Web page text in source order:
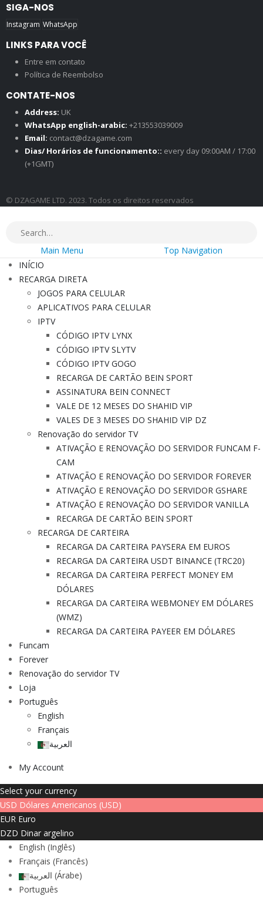
SIGA-NOS
Instagram WhatsApp
LINKS PARA VOCÊ
Entre em contato
Política de Reembolso
CONTATE-NOS
Address: UK
WhatsApp english-arabic: +213553039009
Email: contact@dzagame.com
Dias/ Horários de funcionamento:: every day 09:00AM / 17:00
(+1GMT)
© DZAGAME LTD. 2023. Todos os direitos reservados
Main Menu
Top Navigation
INÍCIO
RECARGA DIRETA
JOGOS PARA CELULAR
APLICATIVOS PARA CELULAR
IPTV
CÓDIGO IPTV LYNX
CÓDIGO IPTV SLYTV
CÓDIGO IPTV GOGO
RECARGA DE CARTÃO BEIN SPORT
ASSINATURA BEIN CONNECT
VALE DE 12 MESES DO SHAHID VIP
VALES DE 3 MESES DO SHAHID VIP DZ
Renovação do servidor TV
ATIVAÇÃO E RENOVAÇÃO DO SERVIDOR FUNCAM F-
CAM
ATIVAÇÃO E RENOVAÇÃO DO SERVIDOR FOREVER
ATIVAÇÃO E RENOVAÇÃO DO SERVIDOR GSHARE
ATIVAÇÃO E RENOVAÇÃO DO SERVIDOR VANILLA
RECARGA DE CARTÃO BEIN SPORT
RECARGA DE CARTEIRA
RECARGA DA CARTEIRA PAYSERA EM EUROS
RECARGA DA CARTEIRA USDT BINANCE (TRC20)
RECARGA DA CARTEIRA PERFECT MONEY EM
DÓLARES
RECARGA DA CARTEIRA WEBMONEY EM DÓLARES
(WMZ)
RECARGA DA CARTEIRA PAYEER EM DÓLARES
Funcam
Forever
Renovação do servidor TV
Loja
Português
English
Français
العربية
My Account
Select your currency
USD Dólares Americanos (USD)
EUR Euro
DZD Dinar argelino
English (Inglês)
Français (Francês)
العربية (Árabe)
Português